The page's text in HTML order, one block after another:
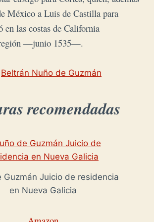
México a Luis de Castilla para
en las costas de California
—junio 1535—.
Beltrán Nuño de Guzmán
recomendadas
Guzmán Juicio de residencia
en Nueva Galicia